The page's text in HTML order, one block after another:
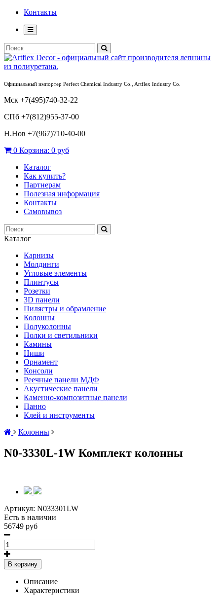
Контакты
Официальный импортер Perfect Chemical Industry Co., Artflex Industry Co.
Мск +7(495)740-32-22
СПб +7(812)955-37-00
Н.Нов +7(967)710-40-00
0 Корзина: 0 руб
Каталог
Как купить?
Партнерам
Полезная информация
Контакты
Самовывоз
Каталог
Карнизы
Молдинги
Угловые элементы
Плинтусы
Розетки
3D панели
Пилястры и обрамление
Колонны
Полуколонны
Полки и светильники
Камины
Ниши
Орнамент
Консоли
Реечные панели МДФ
Акустические панели
Каменно-композитные панели
Панно
Клей и инструменты
Колонны
N0-3330L-1W Комплект колонны
Артикул: N033301LW
Есть в наличии
56749 руб
В корзину
Описание
Характеристики